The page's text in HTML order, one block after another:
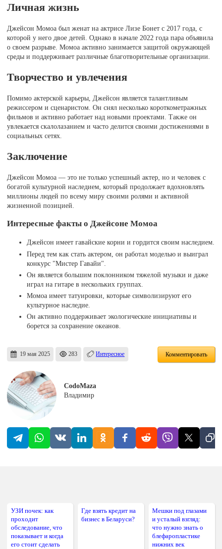
Личная жизнь
Джейсон Момоа был женат на актрисе Лизе Бонет с 2017 года, с
которой у него двое детей. Однако в начале 2022 года пара объявила
о своем разрыве. Момоа активно занимается защитой окружающей
среды и поддерживает различные благотворительные организации.
Творчество и увлечения
Помимо актерской карьеры, Джейсон является талантливым
режиссером и сценаристом. Он снял несколько короткометражных
фильмов и активно работает над новыми проектами. Также он
увлекается скалолазанием и часто делится своими достижениями в
социальных сетях.
Заключение
Джейсон Момоа — это не только успешный актер, но и человек с
богатой культурной наследием, который продолжает вдохновлять
миллионы людей по всему миру своими ролями и активной
жизненной позицией.
Интересные факты о Джейсоне Момоа
Джейсон имеет гавайские корни и гордится своим наследием.
Перед тем как стать актером, он работал моделью и выиграл
конкурс "Мистер Гавайи".
Он является большим поклонником тяжелой музыки и даже
играл на гитаре в нескольких группах.
Момоа имеет татуировки, которые символизируют его
культурное наследие.
Он активно поддерживает экологические инициативы и
борется за сохранение океанов.
19 мая 2025 283 Интересное Комментировать
CodoMaza
Владимир
УЗИ почек: как
проходит
обследование, что
показывает и когда
его стоит сделать
Где взять кредит на
бизнес в Беларуси?
Мешки под глазами
и усталый взгляд:
что нужно знать о
блефаропластике
нижних век